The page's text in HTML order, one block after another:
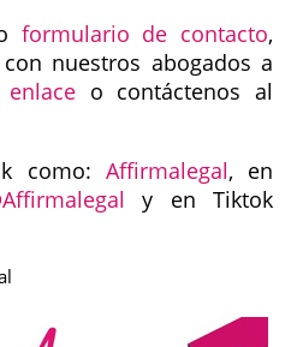
formulario de contacto,
nuestros abogados a
enlace o contáctenos al
como: Affirmalegal, en
y en Tiktok